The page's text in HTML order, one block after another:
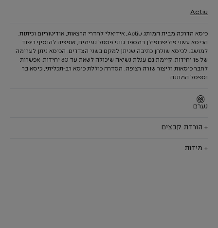
Actiu
כיסא הדרכה מבית המותג Actiu, אידיאלי לחדרי הרצאות, אודיטוריום וכיתות.
הכיסא עשוי פוליפרופילן במספר גווני פסטל נעימים, אופציה להוסיף ריפוד
למושב. לכיסא שולחן כתיבה שניתן למקם בשני הצדדים. הכיסא ניתן לערימה
של 15 יחידות, קיימת גם עגלת נשיאה שיכולה לשאת עד 30 יחידות. אפשרות
לחבר כיסאות וליצור שורה רצופה. הסדרה כוללת כיסא רב-תכליתי, כיסא בר
וספסל המתנה.
נערם
+ הורדת קבצים
+ מידות